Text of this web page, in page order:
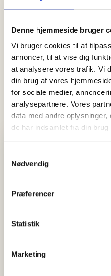
Denne hjemmeside bruger
Vi bruger cookies til at
annoncer, til at vise dig
at analysere vores trafik. Vi
din brug af vores
for sociale medier,
analysepartnere. Vores
data med andre
de har indsamlet fra din brug
Nødvendig
Præferencer
Statistik
Marketing
NÜ Skagen fejrer
har været med
I et kvart århundrede har NÜ
Skagen. Denne uge fejrer
Oplev events i
Se events